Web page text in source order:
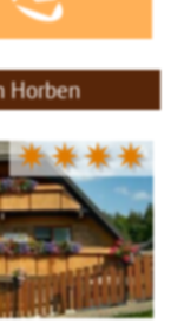
Horben
✷✷✷✷